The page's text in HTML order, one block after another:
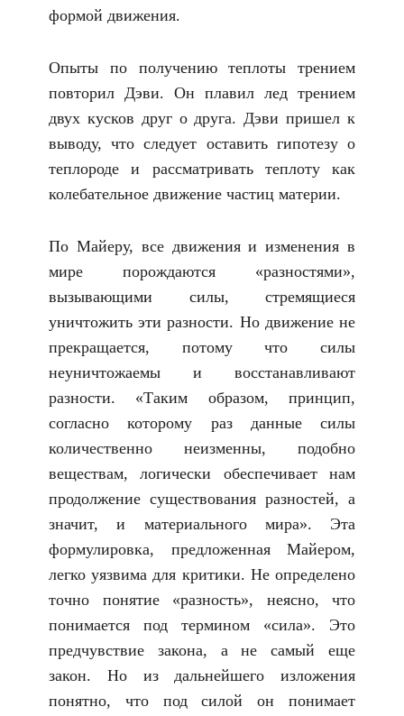
формой движения.
Опыты по получению теплоты трением
повторил Дэви. Он плавил лед трением
двух кусков друг о друга. Дэви пришел к
выводу, что следует оставить гипотезу о
теплороде и рассматривать теплоту как
колебательное движение частиц материи.
По Майеру, все движения и изменения в
мире порождаются «разностями»,
вызывающими силы, стремящиеся
уничтожить эти разности. Но движение не
прекращается, потому что силы
неуничтожаемы и восстанавливают
разности. «Таким образом, принцип,
согласно которому раз данные силы
количественно неизменны, подобно
веществам, логически обеспечивает нам
продолжение существования разностей, а
значит, и материального мира». Эта
формулировка, предложенная Майером,
легко уязвима для критики. Не определено
точно понятие «разность», неясно, что
понимается под термином «сила». Это
предчувствие закона, а не самый еще
закон. Но из дальнейшего изложения
понятно, что под силой он понимает